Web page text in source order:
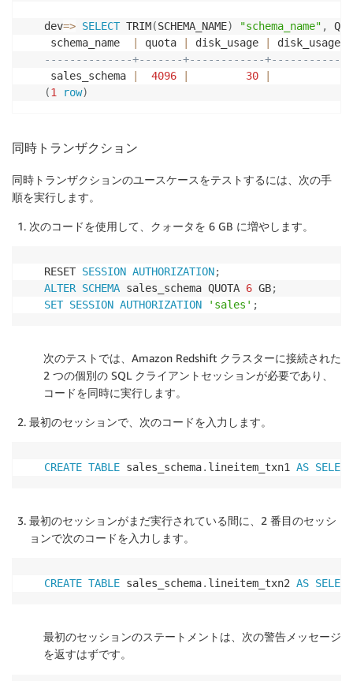
dev=> SELECT TRIM(SCHEMA_NAME) "schema_name" ,
schema_name
quota disk_usage
--------------+-------+------------
sales_schema
4096 30
(1 row)
同時トランザクション
同時トランザクションのユースケースをテストするには、次の手
順を実行します。
次のコードを使用して、クォータを 6 GB に増やします。
RESET SESSION AUTHORIZATION;
ALTER SCHEMA sales_schema QUOTA 6 GB;
SET SESSION AUTHORIZATION 'sales' ;
次のテストでは、Amazon Redshift クラスターに接続された
2 つの個別の SQL クライアントセッションが必要であり、
コードを同時に実行します。
最初のセッションで、次のコードを入力します。
CREATE TABLE sales_schema. lineitem_txn1 AS SELECT
最初のセッションがまだ実行されている間に、2 番目のセッシ
ョンで次のコードを入力します。
CREATE TABLE sales_schema. lineitem_txn2 AS SELECT
最初のセッションのステートメントは、次の警告メッセージ
を返すはずです。